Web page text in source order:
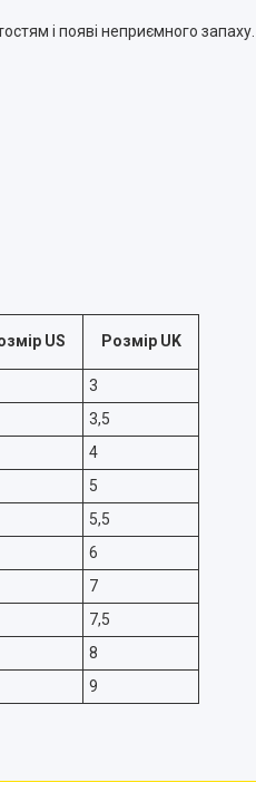
і появі неприємного запаху.
US Розмір UK
3
3,5
4
5
5,5
6
7
7,5
8
9